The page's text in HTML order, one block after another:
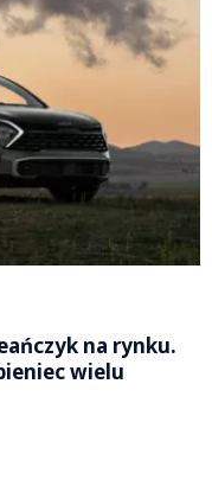
na rynku.
wielu